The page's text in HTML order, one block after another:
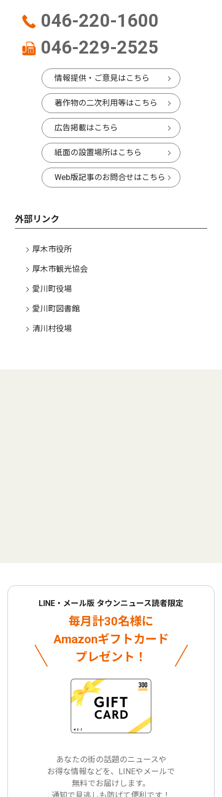
046-220-1600
046-229-2525
情報提供・ご意見はこちら
著作物の二次利用等はこちら
広告掲載はこちら
紙面の設置場所はこちら
Web版記事のお問合せはこちら
外部リンク
厚木市役所
厚木市観光協会
愛川町役場
愛川町図書館
清川村役場
LINE・メール版 タウンニュース読者限定
毎月計30名様に
Amazonギフトカード
プレゼント！
あなたの街の話題のニュースや
お得な情報などを、LINEやメールで
無料でお届けします。